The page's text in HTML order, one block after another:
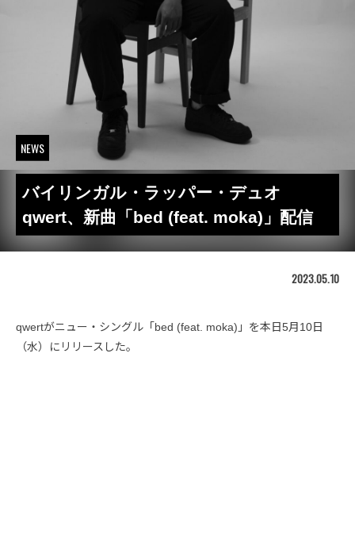
NEWS
バイリンガル・ラッパー・デュオ
qwert、新曲「bed (feat. moka)」配信
2023.05.10
qwertがニュー・シングル「bed (feat. moka)」を本日5月10日
（水）にリリースした。